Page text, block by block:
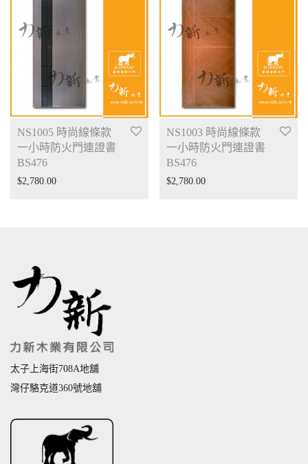
NS1005 時尚線條款
一小時防火門連證書
BS476
$2,780.00
NS1003 時尚線條款
一小時防火門連證書
BS476
$2,780.00
太子上海街708A地舖
灣仔駱克道360號地舖